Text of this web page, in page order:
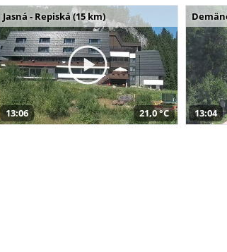
Jasná - Repiská (15 km)
13:06 21,0 °C 13:04